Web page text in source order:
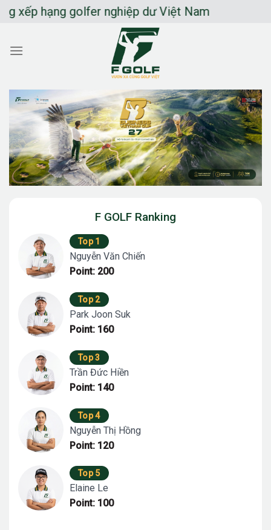
Chuyển
dung
golfer nghiệp dư Việt Nam
F GOLF Ranking
Top 1
Nguyễn Văn Chiến
Point: 200
Top 2
Park Joon Suk
Point: 160
Top 3
Trần Đức Hiền
Point: 140
Top 4
Nguyễn Thị Hồng
Point: 120
Top 5
Elaine Le
Point: 100